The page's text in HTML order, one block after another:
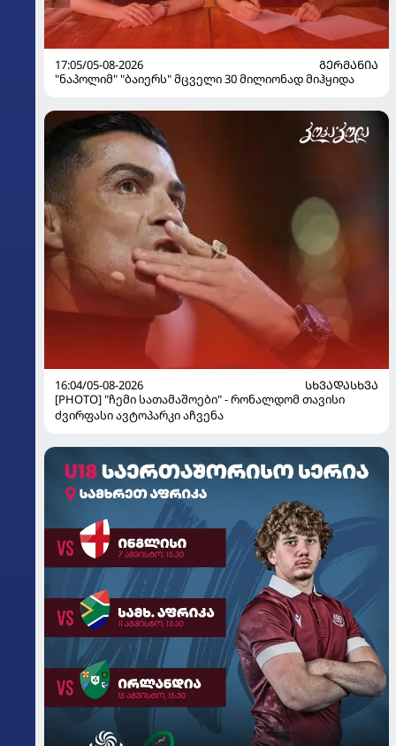
17:05/05-08-2026
ᲒᲔᲠᲛᲐᲜᲘᲐ
"ნაპოლიმ" "ბაიერს" მცველი 30 მილიონად მიჰყიდა
16:04/05-08-2026
ᲡᲮᲕᲐᲓᲐᲡᲮᲕᲐ
[PHOTO] "ჩემი სათამაშოები" - რონალდომ თავისი
ძვირფასი ავტოპარკი აჩვენა